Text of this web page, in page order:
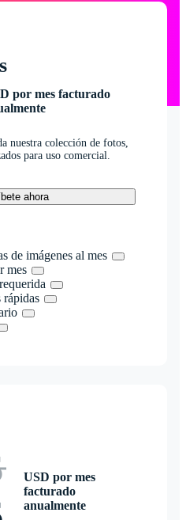
por mes facturado
nuestra colección de fotos,
para uso comercial.
ahora
de imágenes al mes
mes
rápidas
USD por mes
facturado
anualmente